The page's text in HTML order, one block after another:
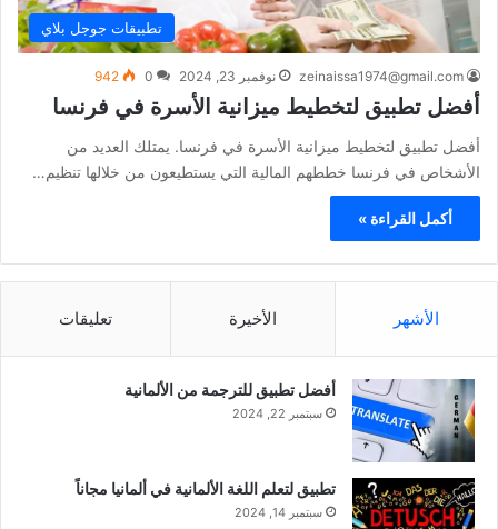
تطبيقات جوجل بلاي
zeinaissa1974@gmail.com نوفمبر 23, 2024 0
942
أفضل تطبيق لتخطيط ميزانية الأسرة في فرنسا
أفضل تطبيق لتخطيط ميزانية الأسرة في فرنسا. يمتلك العديد من
الأشخاص في فرنسا خططهم المالية التي يستطيعون من خلالها تنظيم…
أكمل القراءة »
الأشهر الأخيرة تعليقات
أفضل تطبيق للترجمة من الألمانية
سبتمبر 22, 2024
تطبيق لتعلم اللغة الألمانية في ألمانيا مجاناً
سبتمبر 14, 2024